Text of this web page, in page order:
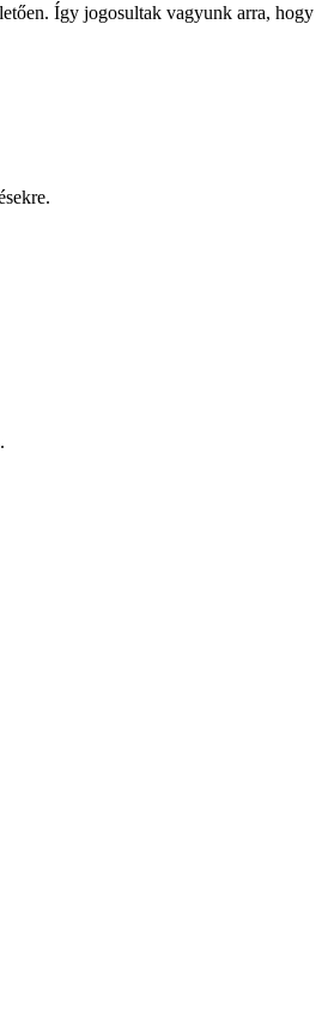
Így jogosultak vagyunk arra, hogy